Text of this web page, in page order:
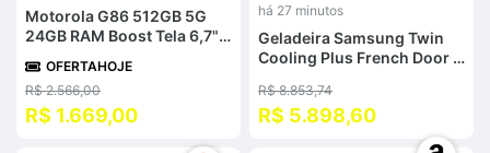
Motorola G86 512GB 5G
24GB RAM Boost Tela 6,7"
LYtia IA + Selfie 32MP
Bateria 5200mAh
Ultrarresistência
OFERTAHOJE
R$ 2.566,00
R$ 1.669,00
há 27 minutos
Geladeira Samsung Twin
Cooling Plus French Door 3
- 110v
R$ 8.853,74
R$ 5.898,60